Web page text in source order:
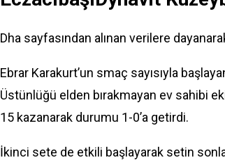
Dha sayfasından alınan verilere
Ebrar Karakurt’un smaç sayısıyla
Üstünlüğü elden bırakmayan ev sahibi
15 kazanarak durumu 1-0’a getirdi.
İkinci sete de etkili başlayarak setin